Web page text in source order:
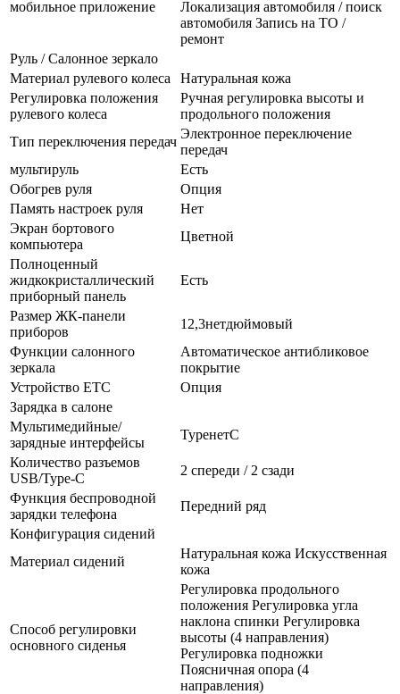
мобильное приложение
Локализация автомобиля / поиск
автомобиля Запись на ТО /
ремонт
Руль / Салонное зеркало
Материал рулевого колеса
Натуральная кожа
Регулировка положения
рулевого колеса
Ручная регулировка высоты и
продольного положения
Тип переключения передач
Электронное переключение
передач
мультируль
Есть
Обогрев руля
Опция
Память настроек руля
Нет
Экран бортового
компьютера
Цветной
Полноценный
жидкокристаллический
приборный панель
Есть
Размер ЖК-панели
приборов
12,3нетдюймовый
Функции салонного
зеркала
Автоматическое антибликовое
покрытие
Устройство ETC
Опция
Зарядка в салоне
Мультимедийные/
зарядные интерфейсы
TypeнетC
Количество разъемов
USB/Type-C
2 спереди / 2 сзади
Функция беспроводной
зарядки телефона
Передний ряд
Конфигурация сидений
Материал сидений
Натуральная кожа Искусственная
кожа
Способ регулировки
основного сиденья
Регулировка продольного
положения Регулировка угла
наклона спинки Регулировка
высоты (4 направления)
Регулировка подножки
Поясничная опора (4
направления)